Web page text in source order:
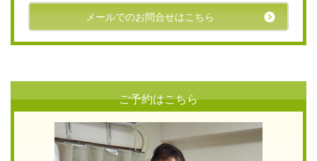
メールでのお問合せはこちら
ご予約はこちら